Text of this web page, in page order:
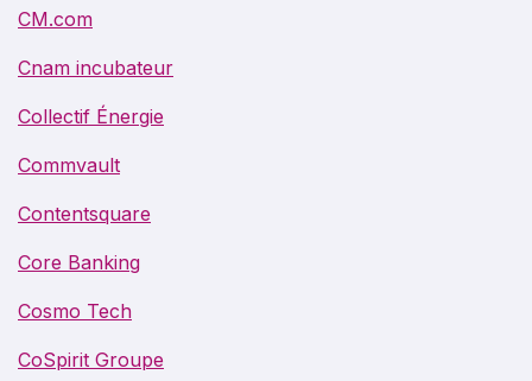
CM.com
Cnam incubateur
Collectif Énergie
Commvault
Contentsquare
Core Banking
Cosmo Tech
CoSpirit Groupe